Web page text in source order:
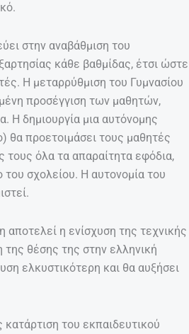
στην αναβάθμιση του
κάθε βαθμίδας, έτσι ώστε
Η μεταρρύθμιση του Γυμνασίου
προσέγγιση των μαθητών,
Η δημιουργία μια αυτόνομης
θα προετοιμάσει τους μαθητές
τους όλα τα απαραίτητα εφόδια,
σχολείου. Η αυτονομία του
η ενίσχυση της τεχνικής
θέσης της στην ελληνική
ελκυστικότερη και θα αυξήσει
του εκπαιδευτικού